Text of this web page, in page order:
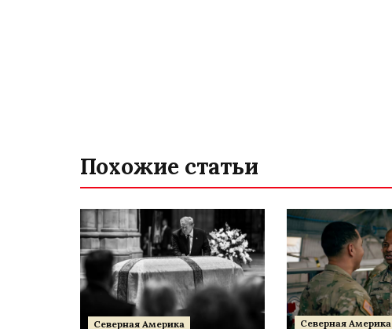
Похожие статьи
Северная Америка Северная Америка